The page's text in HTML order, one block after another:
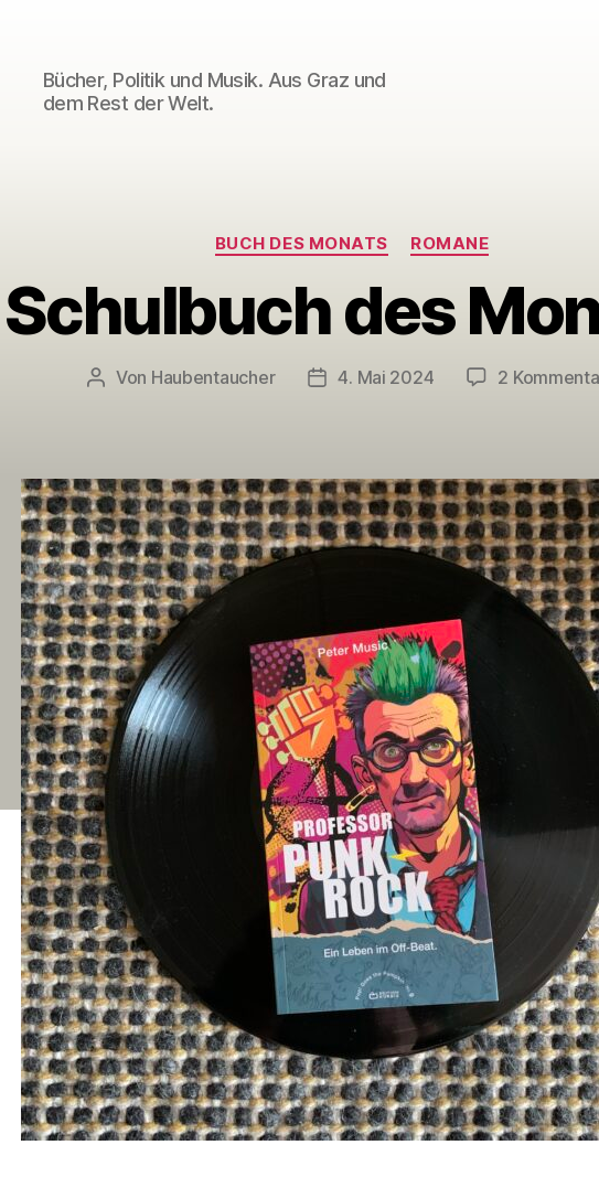
Bücher, Politik und Musik. Aus Graz und
dem Rest der Welt.
Kategorien
BUCH DES MONATS ROMANE
Schulbuch des
Beitragsautor
Von Haubentaucher Veröffentlichungsdatum
4. Mai 2024 2